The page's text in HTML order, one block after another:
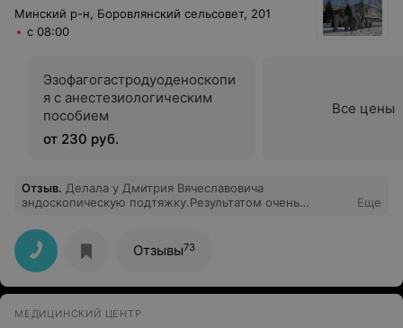
Минский р-н, Боровлянский сельсовет, 201
с 08:00
Эзофагогастродуоденоскопи
я с анестезиологическим
пособием
от 230 руб.
Все цены
Отзыв. Делала у Дмитрия Вячеславовича
эндоскопическую подтяжку.Результатом очень
человек!!Идеальное чувство юмора!!))
Еще
Отзывы73
МЕДИЦИНСКИЙ ЦЕНТР